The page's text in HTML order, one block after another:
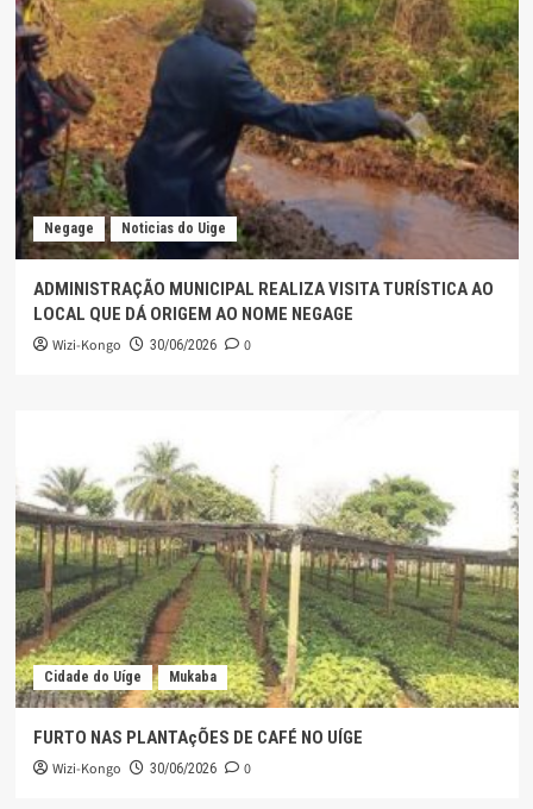
Negage Noticias do Uige
ADMINISTRAÇÃO MUNICIPAL REALIZA VISITA TURÍSTICA AO
LOCAL QUE DÁ ORIGEM AO NOME NEGAGE
Wizi-Kongo 30/06/2026 0
Cidade do Uíge Mukaba
FURTO NAS PLANTAçÕES DE CAFÉ NO UÍGE
Wizi-Kongo 30/06/2026 0